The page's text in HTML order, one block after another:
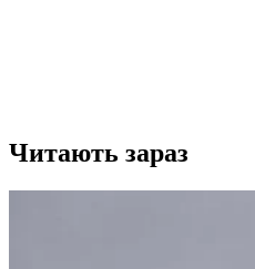
Читають зараз